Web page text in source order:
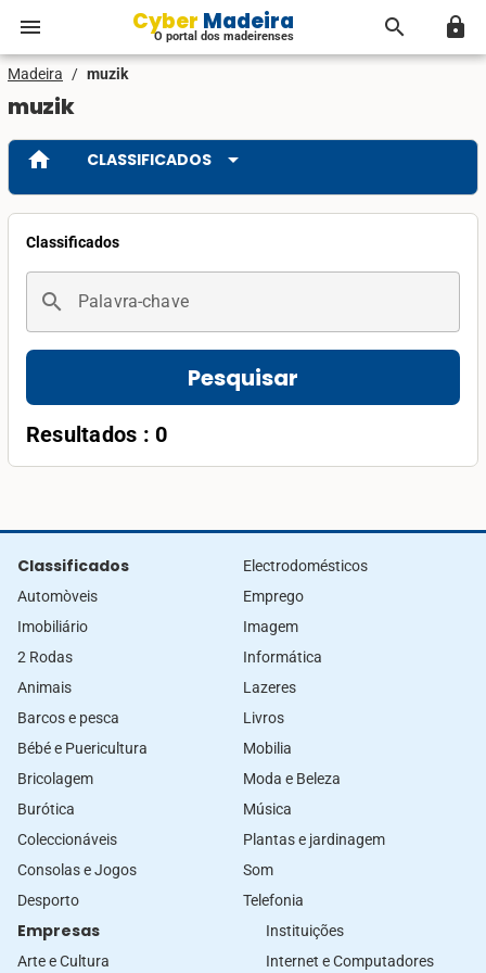
menu Cyber Madeira
O portal dos madeirenses search lock
Madeira / muzik
muzik
home CLASSIFICADOS arrow_drop_down
Classificados
search Palavra-chave
Pesquisar
Resultados : 0
Classificados
Automòveis
Imobiliário
2 Rodas
Animais
Barcos e pesca
Bébé e Puericultura
Bricolagem
Burótica
Coleccionáveis
Consolas e Jogos
Desporto
Electrodomésticos
Emprego
Imagem
Informática
Lazeres
Livros
Mobilia
Moda e Beleza
Música
Plantas e jardinagem
Som
Telefonia
Empresas
Arte e Cultura
Instituições
Internet e Computadores